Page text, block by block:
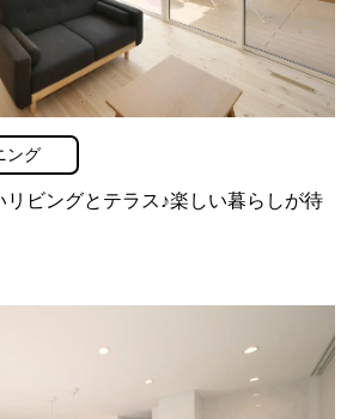
ング
ビングとテラス♪楽しい暮らしが待